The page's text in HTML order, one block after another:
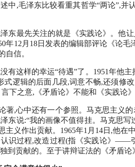
中,毛泽东比较看重其哲学“两论”,
东最先关注的就是《实践论》。他
年12月18日发表的编辑部评论《论
自信。
有这样的幸运“待遇”了。1951年他
式逻辑的后面几段,词意不畅,还须修
下之意,《矛盾论》不能和《实践论
著,心中还有一个参照。马克思主义
东说:“我的画像不值得挂。马克思
主义作出贡献。1965年1月14日,他
识过程,改造过程(指《实践论》——
到贡献的。至于讲辩证法的《矛盾论